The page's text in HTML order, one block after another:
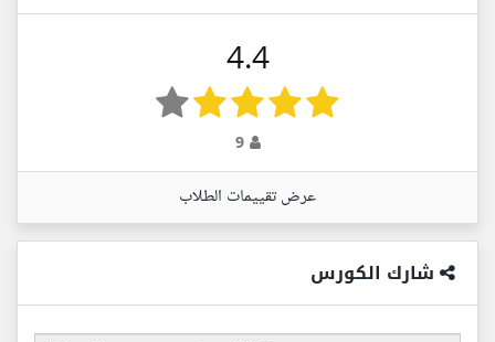
4.4
9
عرض تقييمات الطلاب
شارك الكورس